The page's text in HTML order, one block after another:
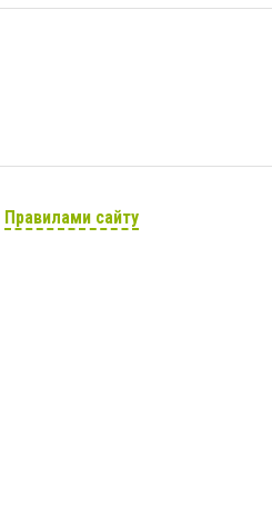
Правилами сайту